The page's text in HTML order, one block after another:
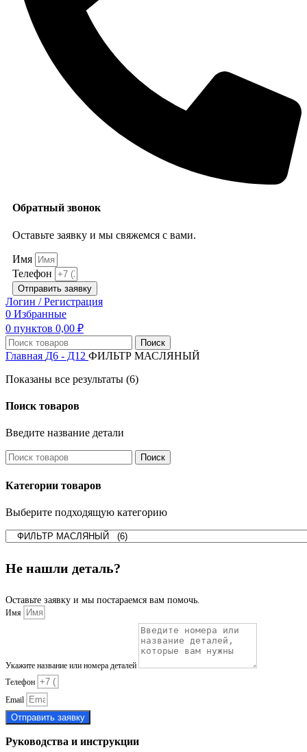
Обратный звонок
Оставьте заявку и мы свяжемся с вами.
Имя
Телефон
Отправить заявку
Логин / Регистрация
0 Избранные
0 пунктов 0,00 ₽
Поиск
Главная Д6 - Д12 ФИЛЬТР МАСЛЯНЫЙ
Показаны все результаты (6)
Поиск товаров
Введите название детали
Поиск
Категории товаров
Выберите подходящую категорию
Не нашли деталь?
Оставьте заявку и мы постараемся вам помочь.
Имя
Укажите название или номера деталей
Телефон
Email
Отправить заявку
Руководства и инструкции